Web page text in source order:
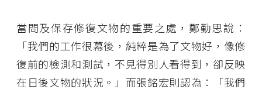
當問及保存修復文物的重要之處，鄭勤思說：
「我們的工作很幕後，純粹是為了文物好，像修
復前的檢測和測試，不見得別人看得到，卻反映
在日後文物的狀況。」而張銘宏則認為：「我們